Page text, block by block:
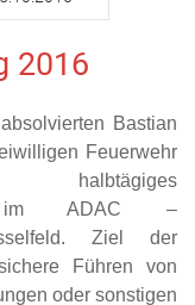
2016
Bastian
Feuerwehr
im ADAC –
Ziel der
Führen von
oder sonstigen